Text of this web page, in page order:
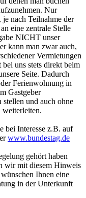
Nur
nach Teilnahme der
eine zentrale Stelle
NICHT unser
kann man zwar auch,
Vermietungen
uns stets direkt beim
Seite. Dadurch
Ferienwohnung in
Gastgeber
stellen und auch ohne
weiterleiten.
Interesse z.B. auf
www.bundestag.de
gehört haben
wir mit diesem Hinweis
Ihnen eine
in der Unterkunft